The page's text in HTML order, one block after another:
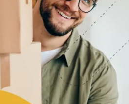
tenemos cajas especiales para
útiles para resguardar todas
contamos con boxes de
depositar los muebles y
frecuencia, o que no tengan
podemos hacer por ti,